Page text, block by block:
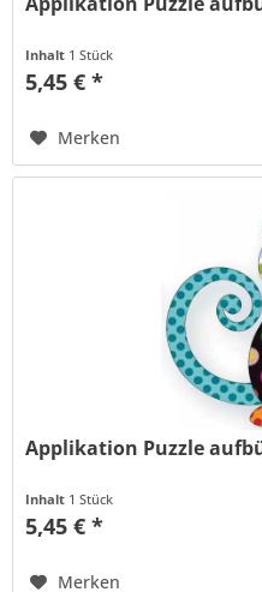
Inhalt 1 Stück
5,45 € *
Merken
Applikation Puzzle
Inhalt 1 Stück
5,45 € *
Merken